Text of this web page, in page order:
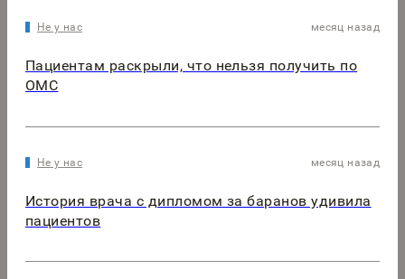
Не у нас месяц назад
Пациентам раскрыли, что нельзя получить по
ОМС
Не у нас месяц назад
История врача с дипломом за баранов удивила
пациентов